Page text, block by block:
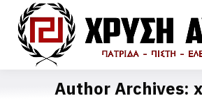
Author Archives: